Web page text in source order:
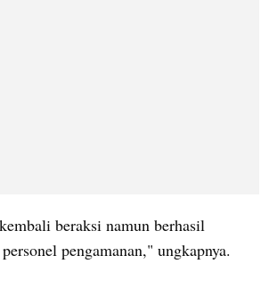
beraksi namun berhasil
pengamanan," ungkapnya.